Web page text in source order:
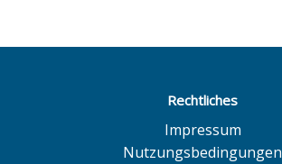
Rechtliches
Impressum
Nutzungsbedingungen